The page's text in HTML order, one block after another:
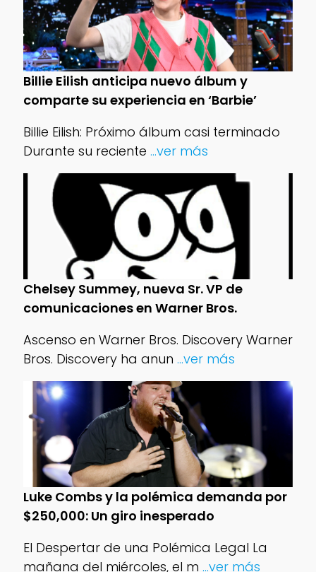
Billie Eilish anticipa nuevo álbum y
comparte su experiencia en ‘Barbie’
Billie Eilish: Próximo álbum casi terminado
Durante su reciente ...ver más
Chelsey Summey, nueva Sr. VP de
comunicaciones en Warner Bros.
Ascenso en Warner Bros. Discovery Warner
Bros. Discovery ha anun ...ver más
Luke Combs y la polémica demanda por
$250,000: Un giro inesperado
El Despertar de una Polémica Legal La
mañana del miércoles, el m ...ver más